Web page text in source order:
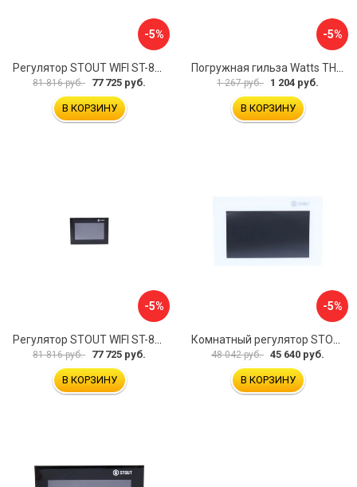
-5%
Регулятор STOUT WIFI ST-8s STE-0101-100801 RG008V0JPUVBTK
81 816 руб. 77 725 руб.
В КОРЗИНУ
-5%
Погружная гильза Watts TH 10006135
1 267 руб. 1 204 руб.
В КОРЗИНУ
-5%
81 816 руб. 77 725 руб.
В КОРЗИНУ
-5%
48 042 руб. 45 640 руб.
В КОРЗИНУ